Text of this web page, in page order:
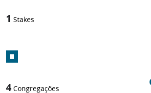
1 Stakes
4 Congregações